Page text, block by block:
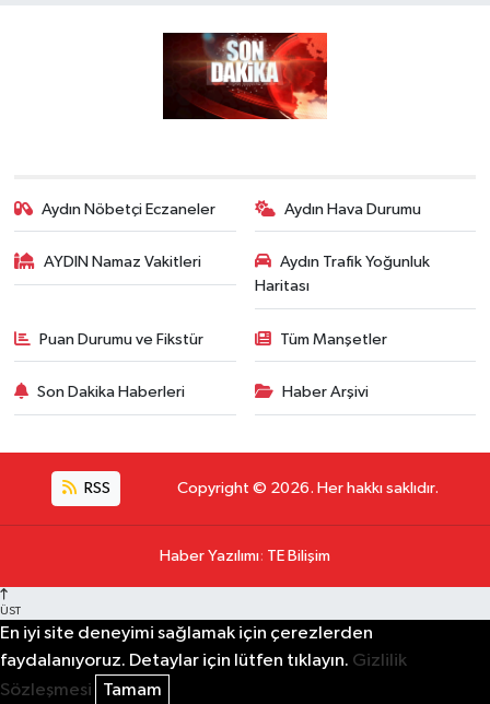
Aydın Nöbetçi Eczaneler Aydın Hava Durumu
AYDIN Namaz Vakitleri
Aydın Trafik Yoğunluk
Haritası
Puan Durumu ve Fikstür Tüm Manşetler
Son Dakika Haberleri Haber Arşivi
RSS Copyright © 2026. Her hakkı saklıdır.
Haber Yazılımı: TE Bilişim
ÜST
En iyi site deneyimi sağlamak için çerezlerden
faydalanıyoruz. Detaylar için lütfen tıklayın. Gizlilik
Sözleşmesi
Tamam